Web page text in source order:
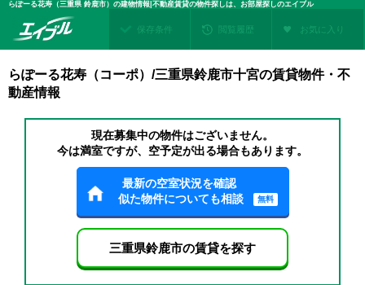
らぽーる花寿（三重県 鈴鹿市）の建物情報|不動産賃貸の物件探しは、お部屋探しのエイブル
保存条件 閲覧履歴 お気に入り
らぽーる花寿（コーポ）/三重県鈴鹿市十宮の賃貸物件・不
動産情報
現在募集中の物件はございません。
今は満室ですが、空予定が出る場合もあります。
最新の空室状況を確認
似た物件についても相談
無料
三重県鈴鹿市の賃貸を探す